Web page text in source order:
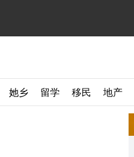
她乡 留学 移民 地产